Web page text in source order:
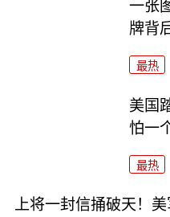
一张
牌背
最热
美国
怕一
最热
上将一封信捅破天！美